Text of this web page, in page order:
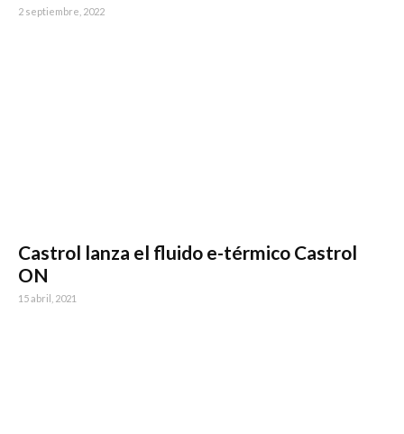
2 septiembre, 2022
Castrol lanza el fluido e-térmico Castrol
ON
15 abril, 2021